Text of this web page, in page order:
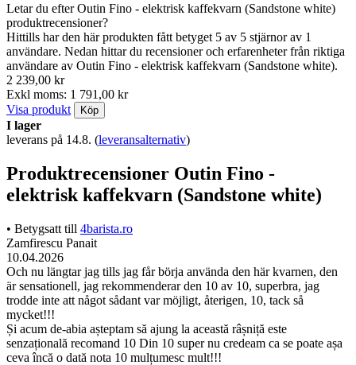
Letar du efter Outin Fino - elektrisk kaffekvarn (Sandstone white)
produktrecensioner?
Hittills har den här produkten fått betyget 5 av 5 stjärnor av 1
användare. Nedan hittar du recensioner och erfarenheter från riktiga
användare av Outin Fino - elektrisk kaffekvarn (Sandstone white).
2 239,00 kr
Exkl moms: 1 791,00 kr
Visa produkt
Köp
I lager
leverans på 14.8. (leveransalternativ)
Produktrecensioner Outin Fino -
elektrisk kaffekvarn (Sandstone white)
• Betygsatt till 4barista.ro
Zamfirescu Panait
10.04.2026
Och nu längtar jag tills jag får börja använda den här kvarnen, den
är sensationell, jag rekommenderar den 10 av 10, superbra, jag
trodde inte att något sådant var möjligt, återigen, 10, tack så
mycket!!!
Și acum de-abia așteptam să ajung la această râșniță este
senzațională recomand 10 Din 10 super nu credeam ca se poate așa
ceva încă o dată nota 10 mulțumesc mult!!!